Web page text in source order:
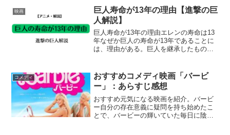
式フランス革命を題材に、親子愛や無償
の愛がテーマに...
映画
巨人寿命が13年の理由【進撃の巨
人解説】
巨人寿命が13年の理由エレンの寿命は13
年なぜか巨人の寿命が13年であることに
は、理由がある。巨人を継承したものは
の「君たちはどう生きるか」でも積み木
を13個積むとい...
コメディ
おすすめコメディ映画「バービ
ー」：あらすじ感想
おすすめ元気になる映画を紹介。バービ
ー自分の存在意義に疑問を持ち始めたこ
とで、バービーの輝いていた毎日に陰り